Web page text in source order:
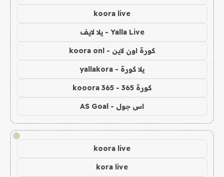
koora live
Yalla Live - يلا لايف
كورة اون لاين - koora onl
يلا كورة - yallakora
كورة 365 - kooora 365
اس جول - AS Goal
!
koora live
kora live